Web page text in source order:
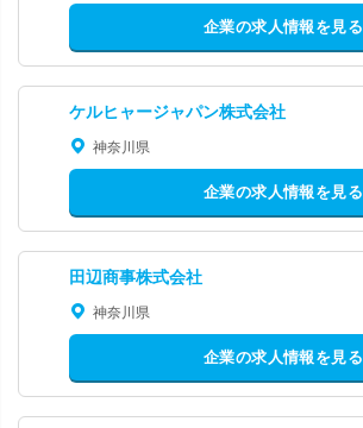
企業の求人情報を見る
ケルヒャージャパン株式会社
神奈川県
企業の求人情報を見る
田辺商事株式会社
神奈川県
企業の求人情報を見る